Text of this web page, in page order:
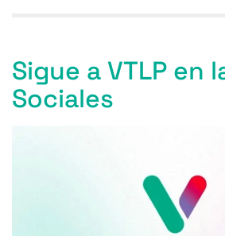
Sigue a VTLP en
Sociales